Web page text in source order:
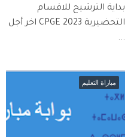
بداية الترشيح للاقسام
التحضيرية CPGE 2023 اخر أجل
...
مباراة التعليم